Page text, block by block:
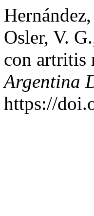
Osler, V.
con artritis
Argentina
https://